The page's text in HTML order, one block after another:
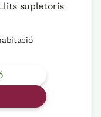
supletoris